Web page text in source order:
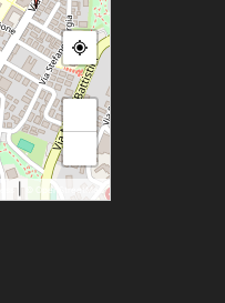
© OpenStreetMap